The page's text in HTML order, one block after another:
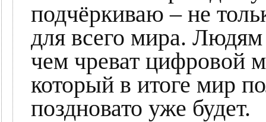
подчёркиваю – не
для всего мира. Людям
чем чреват цифровой
который в итоге мир
поздновато уже будет.